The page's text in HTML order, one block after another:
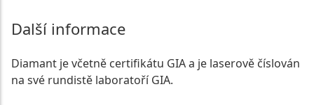
Další informace
Diamant je včetně certifikátu GIA a je laserově číslován
na své rundistě laboratoří GIA.